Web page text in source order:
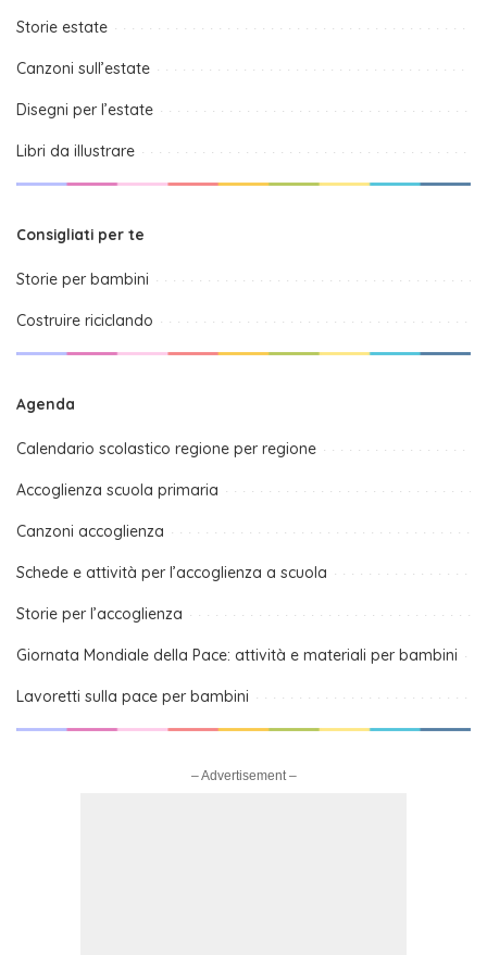
Storie estate
Canzoni sull’estate
Disegni per l’estate
Libri da illustrare
Consigliati per te
Storie per bambini
Costruire riciclando
Agenda
Calendario scolastico regione per regione
Accoglienza scuola primaria
Canzoni accoglienza
Schede e attività per l’accoglienza a scuola
Storie per l’accoglienza
Giornata Mondiale della Pace: attività e materiali per bambini
Lavoretti sulla pace per bambini
– Advertisement –